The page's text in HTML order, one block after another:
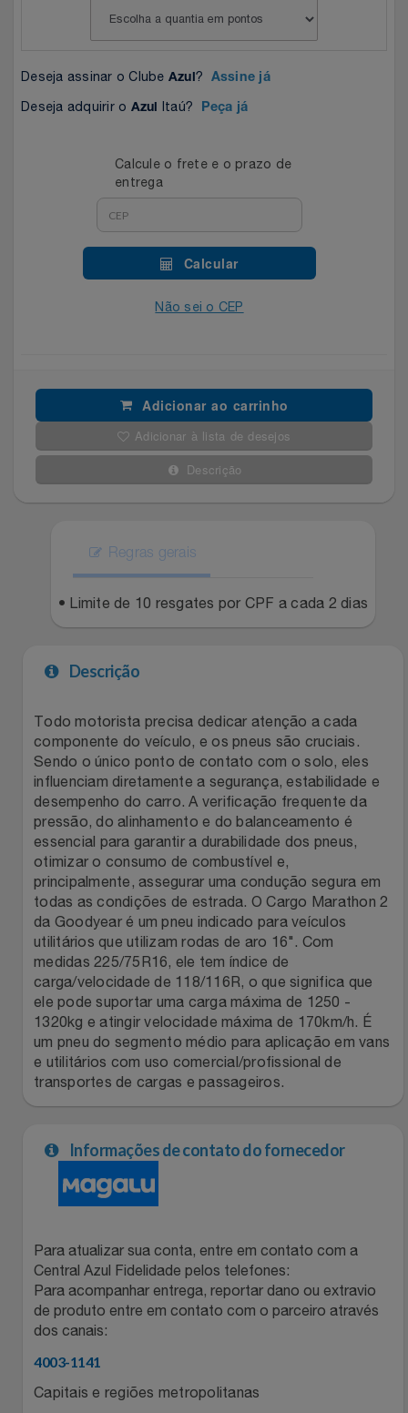
Celulares E Smartphone
Cozinha
Eletrodomésticos
Eletroportáteis
Ferramentas
Informática
Jogos E Consoles
Malas E Mochilas
Mercado
Móveis
Natal
Notebooks E Tablet
Óculos
Papelaria
Páscoa
Perfumaria
Perfume
Perfumes
Relógios
Saúde E Bem-Estar
Utilidades Industriais
Extra
Jbl
Loccitane Au Bresil
Meu Resgate Favorito
Mondial
Mormaii
Natura
Netshoes
Oster
Perfumes & Cosméticos
Ponto Frio
Portal Das Malas
Porto Brasil
Renner
Safe – Escola De Aviação
Stanley Pmi
The Bar
Top Store
Tramontina
Individual
Natura
Pet Love Saúde
Portal Das Malas
Renner
Sams Club
Deseja assinar o Clube Azul? Assine já
Deseja adquirir o Azul Itaú? Peça já
Calcule o frete e o prazo de
entrega
Calcular
Não sei o CEP
Adicionar ao carrinho
Adicionar à lista de desejos
Descrição
Regras gerais
• Limite de 10 resgates por CPF a cada 2 dias
Descrição
Todo motorista precisa dedicar atenção a cada
componente do veículo, e os pneus são cruciais.
Sendo o único ponto de contato com o solo, eles
influenciam diretamente a segurança, estabilidade e
desempenho do carro. A verificação frequente da
pressão, do alinhamento e do balanceamento é
essencial para garantir a durabilidade dos pneus,
otimizar o consumo de combustível e,
principalmente, assegurar uma condução segura em
todas as condições de estrada. O Cargo Marathon 2
da Goodyear é um pneu indicado para veículos
utilitários que utilizam rodas de aro 16". Com
medidas 225/75R16, ele tem índice de
carga/velocidade de 118/116R, o que significa que
ele pode suportar uma carga máxima de 1250 -
1320kg e atingir velocidade máxima de 170km/h. É
um pneu do segmento médio para aplicação em vans
e utilitários com uso comercial/profissional de
transportes de cargas e passageiros.
Informações de contato do fornecedor
Para atualizar sua conta, entre em contato com a
Central Azul Fidelidade pelos telefones:
Para acompanhar entrega, reportar dano ou extravio
de produto entre em contato com o parceiro através
dos canais:
4003-1141
Capitais e regiões metropolitanas